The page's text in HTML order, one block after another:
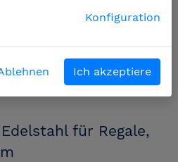
für Regale,
Konfiguration
Ich akzeptiere